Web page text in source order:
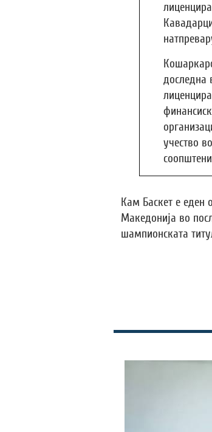
доследна
учество
Кам Баскет е еден
Македонија во
шампионската